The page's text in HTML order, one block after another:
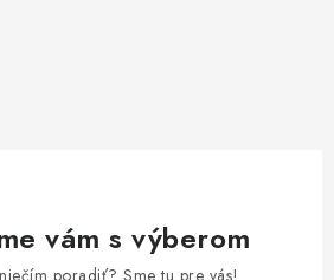
vám s výberom